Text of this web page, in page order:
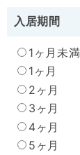
入居期間
1ヶ月未満
1ヶ月
2ヶ月
3ヶ月
4ヶ月
5ヶ月